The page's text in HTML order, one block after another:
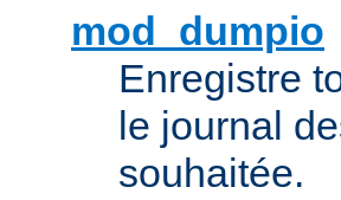
mod_dumpio
Enregistre
le journal
souhaitée.